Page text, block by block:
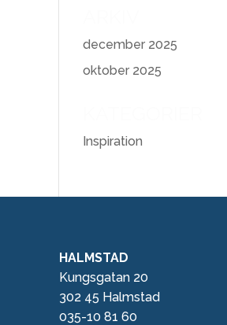
december 2025
oktober 2025
Inspiration
HALMSTAD
Kungsgatan 20
302 45 Halmstad
035-10 81 60